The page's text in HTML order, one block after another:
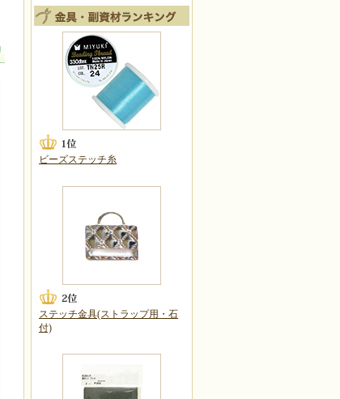
ビーズステッチ糸
ステッチ金具(ストラップ用・石
付)